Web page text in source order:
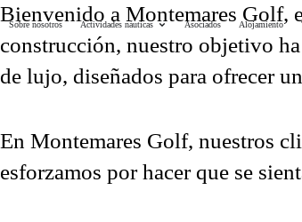
Sobre nosotros Actividades náuticas Asociados Alojamiento
Bienvenido a Montemares Golf,
construcción, nuestro objetivo
de lujo, diseñados para ofrecer
En Montemares Golf, nuestros
esforzamos por hacer que se